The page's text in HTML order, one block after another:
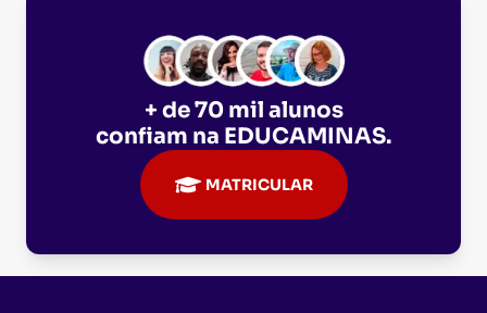
+ de 70 mil alunos
confiam na EDUCAMINAS.
MATRICULAR